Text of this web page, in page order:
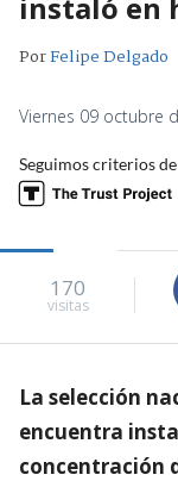
PorFelipe Delgado
Viernes 09 octubre
Seguimos criterios de
170
visitas
La selección
encuentra
concentración